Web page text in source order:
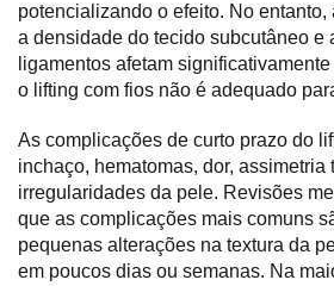
potencializando o efeito. No entanto,
a densidade do tecido subcutâneo e
ligamentos afetam
o lifting com fios não é adequado
As complicações de curto prazo do
inchaço, hematomas, dor, assimetria
irregularidades da pele. Revisões
que as complicações mais comuns
pequenas alterações na textura da
em poucos dias ou semanas. Na